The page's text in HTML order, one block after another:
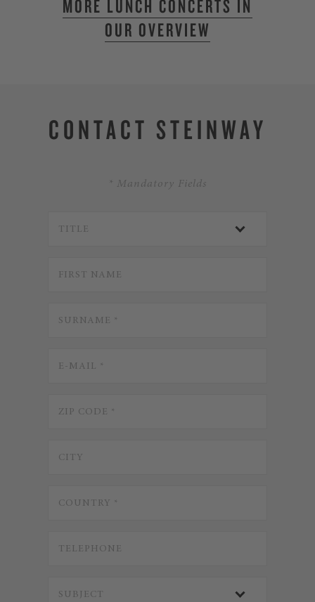
MORE LUNCH CONCERTS IN
OUR OVERVIEW
CONTACT STEINWAY
* Mandatory Fields